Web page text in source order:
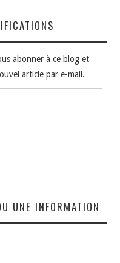
abonner à ce blog et
article par e-mail.
UNE INFORMATION